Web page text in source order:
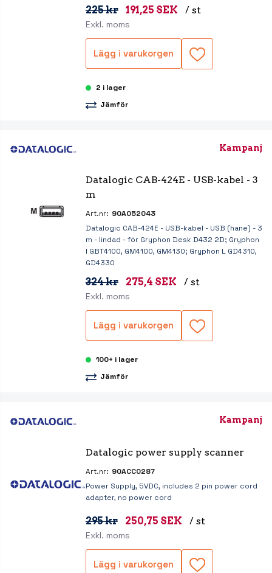
225 kr 191,25 SEK / st
Exkl. moms
Lägg i varukorgen
2 i lager
Jämför
Kampanj
Datalogic CAB-424E - USB-kabel - 3
m
Art.nr: 90A052043
Datalogic CAB-424E - USB-kabel - USB (hane) - 3
m - lindad - för Gryphon Desk D432 2D; Gryphon
I GBT4100, GM4100, GM4130; Gryphon L GD4310,
GD4330
324 kr 275,4 SEK / st
Exkl. moms
Lägg i varukorgen
100+ i lager
Jämför
Kampanj
Datalogic power supply scanner
Art.nr: 90ACC0287
Power Supply, 5VDC, includes 2 pin power cord
adapter, no power cord
295 kr 250,75 SEK / st
Exkl. moms
Lägg i varukorgen